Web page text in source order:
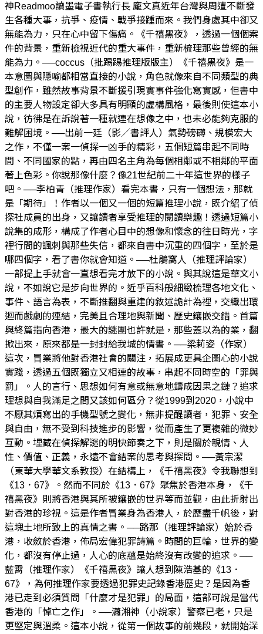
神Readmoo讀墨電子書執行長 龐文真近年台灣與周遭不斷發
生各種大事，抗爭、疫情、戰爭接踵而來。我們身處其中卻又
無能為力，只在心中留下傷痛。《千禧黑夜》，透過一個個案
件的背景，重新檢視近代的重大事件，重新梳理那些曾經的無
能為力。──coccus（批踢踢推理版版主）《千禧黑夜》是一
本意圖與隱喻都相當直接的小說，角色就像來自不同類型的典
型創作，雖然故事背景不斷援引現實事件強化寫實感，但書中
的主要人物設定卻大多具有明顯的虛構風格，最後則使這本小
說，彷彿是在訴說著一種就連在想像之中，也未必能夠克服的
難解困境。──出前一廷（影／書評人）氣勢磅礴、規模宏大
之作，不僅一案一偵探一凶手的精彩，五個短篇串起不同時
間、不同國家的點，再由四名主角為每個相鄰或不相鄰的平面
著上色彩。你說那像什麼？像21世紀前二十年這世界的樣子
吧。──李柏青（推理作家）看完本書，只有一個想法，那就
是「期待」！作者以一個又一個的短篇推理小說，既介紹了偵
探社成員的出身，又讓讀者享受推理的閱讀樂趣！透過短篇小
說集的成形，構成了作者心目中的想像和懷念的往日時光，字
裡行間的諷刺與那些失信，都來自書中沉重的四個字，至於是
哪四個字，看了書你就會知道。──杜鵑窩人（推理評論家）
一部提上手就會一直想看完才放下的小說。與其說這是華文小
說，不如說它是步向世界的。近乎百科般細緻梳理各地文化、
事件、語言為表，不斷推翻與重建的敘述詭計為裡，交織出環
迴而戲劇的連結，完美且合理地與新聞、歷史鑲嵌交錯。首篇
與終篇指向香港，最大的謎團也許就是，那些蓋以為的業，翻
掀出來，原來都是一封封給我城的情書。──梁莉姿（作家）
這次，冒業將他對香港社會的關注，拓展成更具企圖心的小說
實踐，透過五個既獨立又相連的故事，串起不同時空的「罪與
罰」。人的言行、思想如何有意或無意地鑄成因果之鏈？追求
理想與自我滿足之間又該如何區分？從1999到2020，小說中
不厭其煩寫出的手機型號之變化，無非提醒讀者，犯罪、安全
與自由，無不受到科技進步的影響，從而產生了更複雜的微妙
互動。埋藏在偵探解謎的明快節奏之下，則是關於親情、人
性、價值、正義，永遠不會結案的思考與探問。──黃宗潔
（東華大學華文系教授）在結構上，《千禧黑夜》令我聯想到
《13．67》。然而不同於《13．67》聚焦於香港本身，《千
禧黑夜》則將香港與其所被鑲嵌的世界等而並觀，由此折射出
對香港的珍視。這是作者冒業身為香港人，於歷盡千帆後，對
這塊土地所致上的真情之書。──路那（推理評論家）始於香
港，收斂於香港，佈局宏偉犯罪詩篇。時間的巨輪，世界的變
化，都沒有停止過，人心的底蘊是始終沒有改變的追求。──
藍霄（推理作家）《千禧黑夜》讓人想到陳浩基的《13．
67》，為何推理作家要透過犯罪史記錄香港歷史？是因為香
港已走到必須質問「什麼才是犯罪」的局面，這部可說是當代
香港的「悼亡之作」。──瀟湘神（小說家）警察已老，只是
更堅定與溫柔。這本小說，從第一個故事的前幾段，就開始深